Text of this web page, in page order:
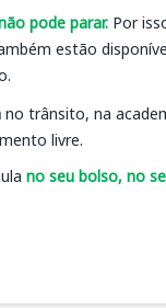
pode parar. Por
estão
no trânsito, na
livre.
no seu bolso, no